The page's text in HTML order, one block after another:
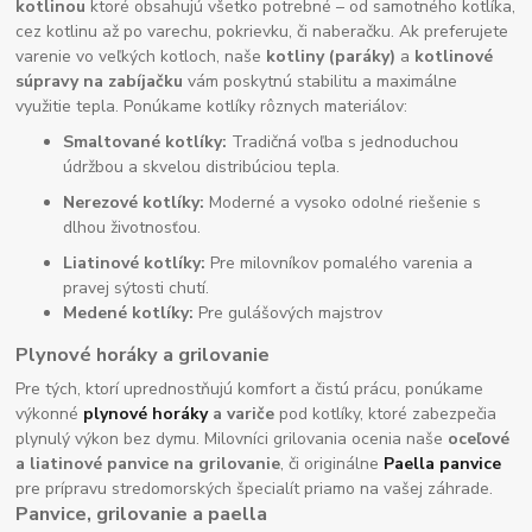
kotlinou ktoré obsahujú všetko potrebné – od samotného kotlíka,
cez kotlinu až po varechu, pokrievku, či naberačku. Ak preferujete
varenie vo veľkých kotloch, naše kotliny (paráky) a kotlinové
súpravy na zabíjačku vám poskytnú stabilitu a maximálne
využitie tepla. Ponúkame kotlíky rôznych materiálov:
Smaltované kotlíky: Tradičná voľba s jednoduchou
údržbou a skvelou distribúciou tepla.
Nerezové kotlíky: Moderné a vysoko odolné riešenie s
dlhou životnosťou.
Liatinové kotlíky: Pre milovníkov pomalého varenia a
pravej sýtosti chutí.
Medené kotlíky: Pre gulášových majstrov
Plynové horáky a grilovanie
Pre tých, ktorí uprednostňujú komfort a čistú prácu, ponúkame
výkonné plynové horákya variče pod kotlíky, ktoré zabezpečia
plynulý výkon bez dymu. Milovníci grilovania ocenia naše oceľové
a liatinové panvice na grilovanie, či originálne Paella panvice
pre prípravu stredomorských špecialít priamo na vašej záhrade.
Panvice, grilovanie a paella